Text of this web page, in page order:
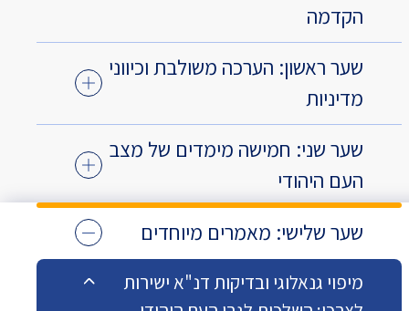
הקדמה
שער ראשון: הערכה משולבת וכיווני
מדיניות
שער שני: חמישה מימדים של מצב
העם היהודי
שער שלישי: מאמרים מיוחדים
מיפוי גנאלוגי ובדיקות דנ"א ישירות